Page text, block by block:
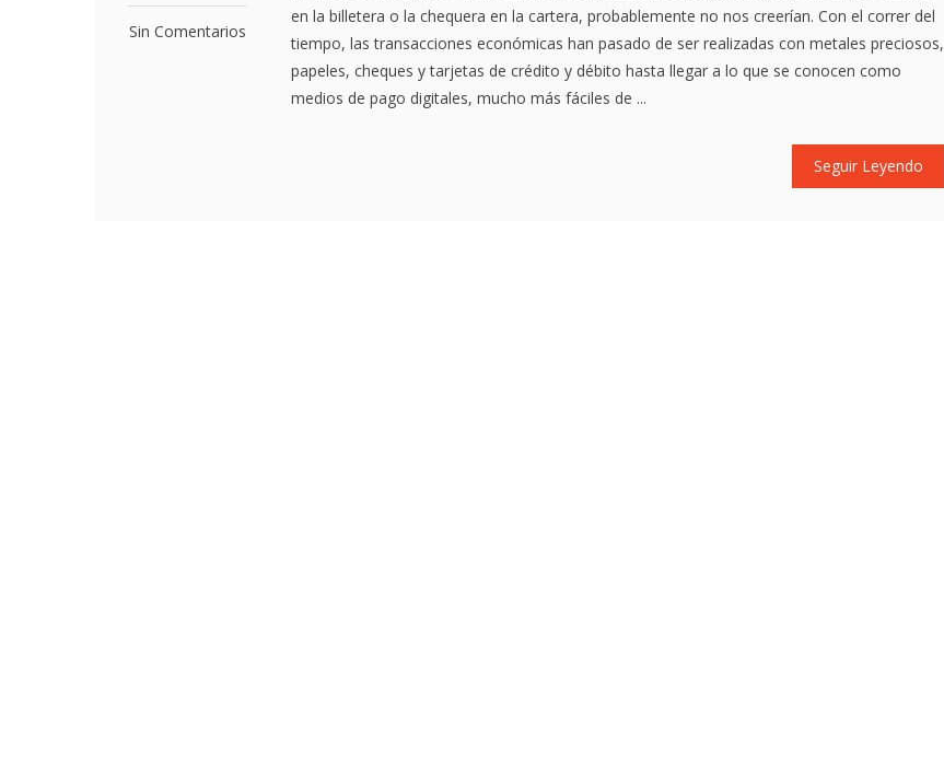
Sin Comentarios
en la billetera o la chequera en la cartera, probablemente no nos creerían. Con el correr del
tiempo, las transacciones económicas han pasado de ser realizadas con metales preciosos,
papeles, cheques y tarjetas de crédito y débito hasta llegar a lo que se conocen como
medios de pago digitales, mucho más fáciles de ...
Seguir Leyendo